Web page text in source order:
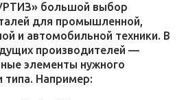
большой выбор
для промышленной,
и автомобильной техники. В
производителей —
элементы нужного
Например: